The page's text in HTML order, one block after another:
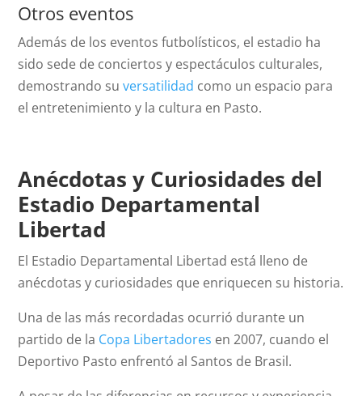
Otros eventos
Además de los eventos futbolísticos, el estadio ha
sido sede de conciertos y espectáculos culturales,
demostrando suversatilidad como un espacio para
el entretenimiento y la cultura en Pasto.
Anécdotas y Curiosidades del
Estadio Departamental
Libertad
El Estadio Departamental Libertad está lleno de
anécdotas y curiosidades que enriquecen su historia.
Una de las más recordadas ocurrió durante un
partido de la Copa Libertadores en 2007, cuando el
Deportivo Pasto enfrentó al Santos de Brasil.